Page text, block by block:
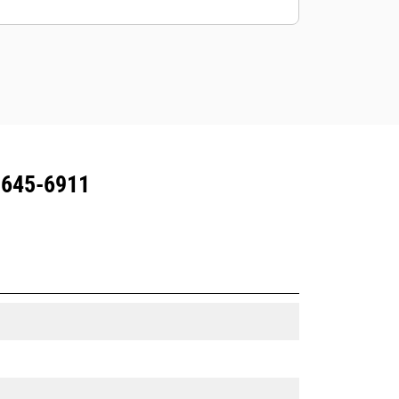
Redskap med spårning skickar en
645-6911